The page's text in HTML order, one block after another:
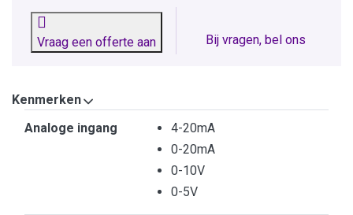
Vraag een offerte aan Bij vragen, bel ons
Kenmerken
Analoge ingang
4-20mA
0-20mA
0-10V
0-5V